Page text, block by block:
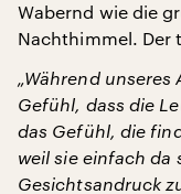
Wabernd wie die
Nachthimmel. Der
„Während
Gefühl, dass die
das Gefühl, die
weil sie einfach da
Gesichtsandruck